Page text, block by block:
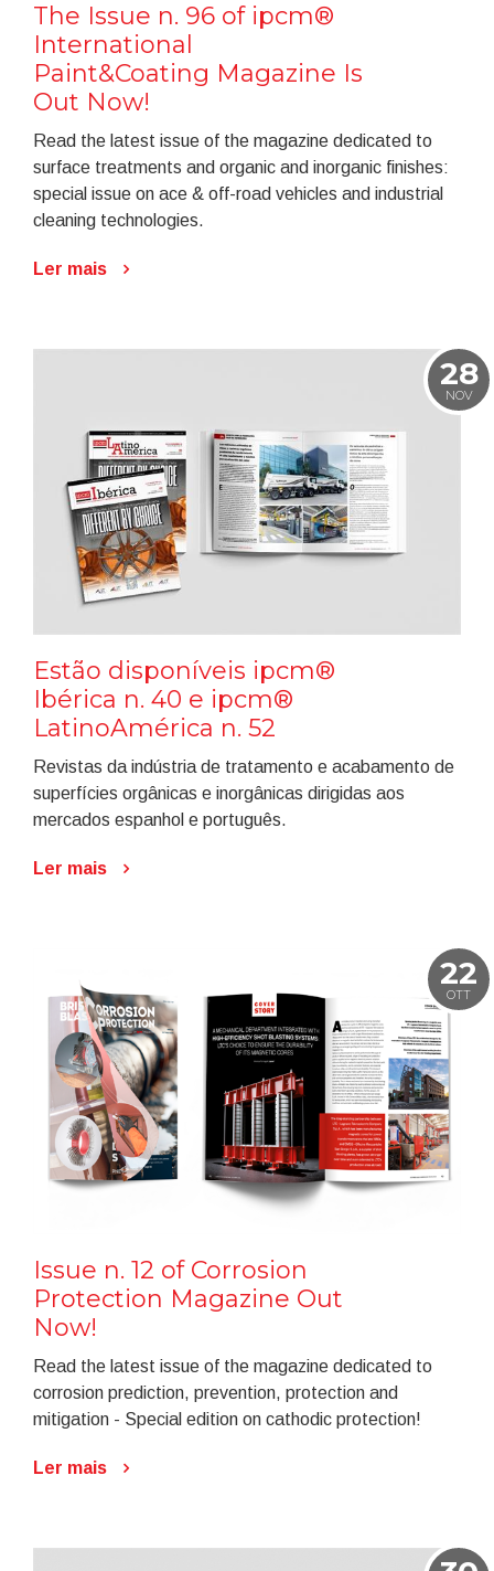
The Issue n. 96 of ipcm®
International
Paint&Coating Magazine Is
Out Now!
Read the latest issue of the magazine dedicated to
surface treatments and organic and inorganic finishes:
special issue on ace & off-road vehicles and industrial
cleaning technologies.
Ler mais
28
NOV
Estão disponíveis ipcm®
Ibérica n. 40 e ipcm®
LatinoAmérica n. 52
Revistas da indústria de tratamento e acabamento de
superfícies orgânicas e inorgânicas dirigidas aos
mercados espanhol e português.
Ler mais
22
OTT
Issue n. 12 of Corrosion
Protection Magazine Out
Now!
Read the latest issue of the magazine dedicated to
corrosion prediction, prevention, protection and
mitigation - Special edition on cathodic protection!
Ler mais